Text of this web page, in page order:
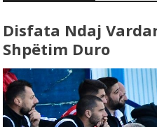
Disfata Ndaj
Shpëtim Duro